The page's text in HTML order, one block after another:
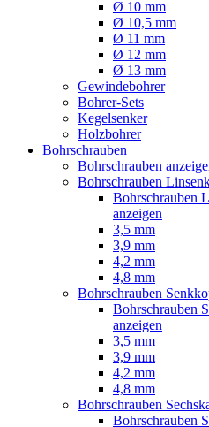
Ø 10 mm
Ø 10,5 mm
Ø 11 mm
Ø 12 mm
Ø 13 mm
Gewindebohrer
Bohrer-Sets
Kegelsenker
Holzbohrer
Bohrschrauben
Bohrschrauben
Bohrschrauben
Bohrschrauben
anzeigen
3,5 mm
3,9 mm
4,2 mm
4,8 mm
Bohrschrauben
Bohrschrauben
anzeigen
3,5 mm
3,9 mm
4,2 mm
4,8 mm
Bohrschrauben
Bohrschrauben